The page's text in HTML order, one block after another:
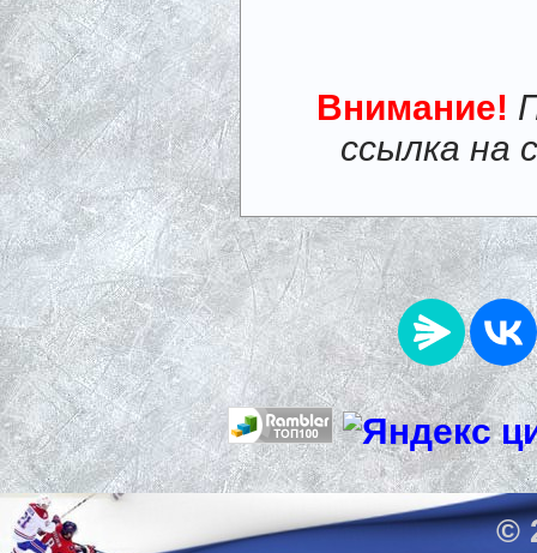
Внимание!
ссылка на
©